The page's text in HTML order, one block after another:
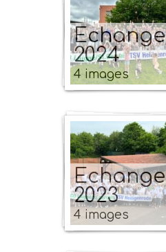
Echange
2024
4 images
Echange
2023
4 images